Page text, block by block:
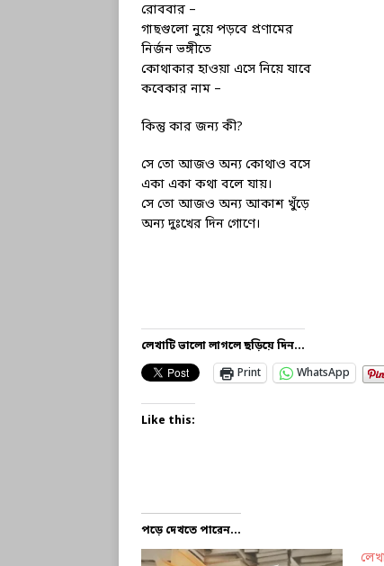
রোববার –
গাছগুলো নুয়ে পড়বে প্রণামের
নির্জন ভঙ্গীতে
কোথাকার হাওয়া এসে নিয়ে যাবে
কবেকার নাম –
কিন্তু কার জন্য কী?
সে তো আজও অন্য কোথাও বসে
একা একা কথা বলে যায়।
সে তো আজও অন্য আকাশ খুঁড়ে
অন্য দুঃখের দিন গোণে।
লেখাটি ভালো লাগলে ছড়িয়ে দিন...
Print
WhatsApp
Like this:
পড়ে দেখতে পারেন...